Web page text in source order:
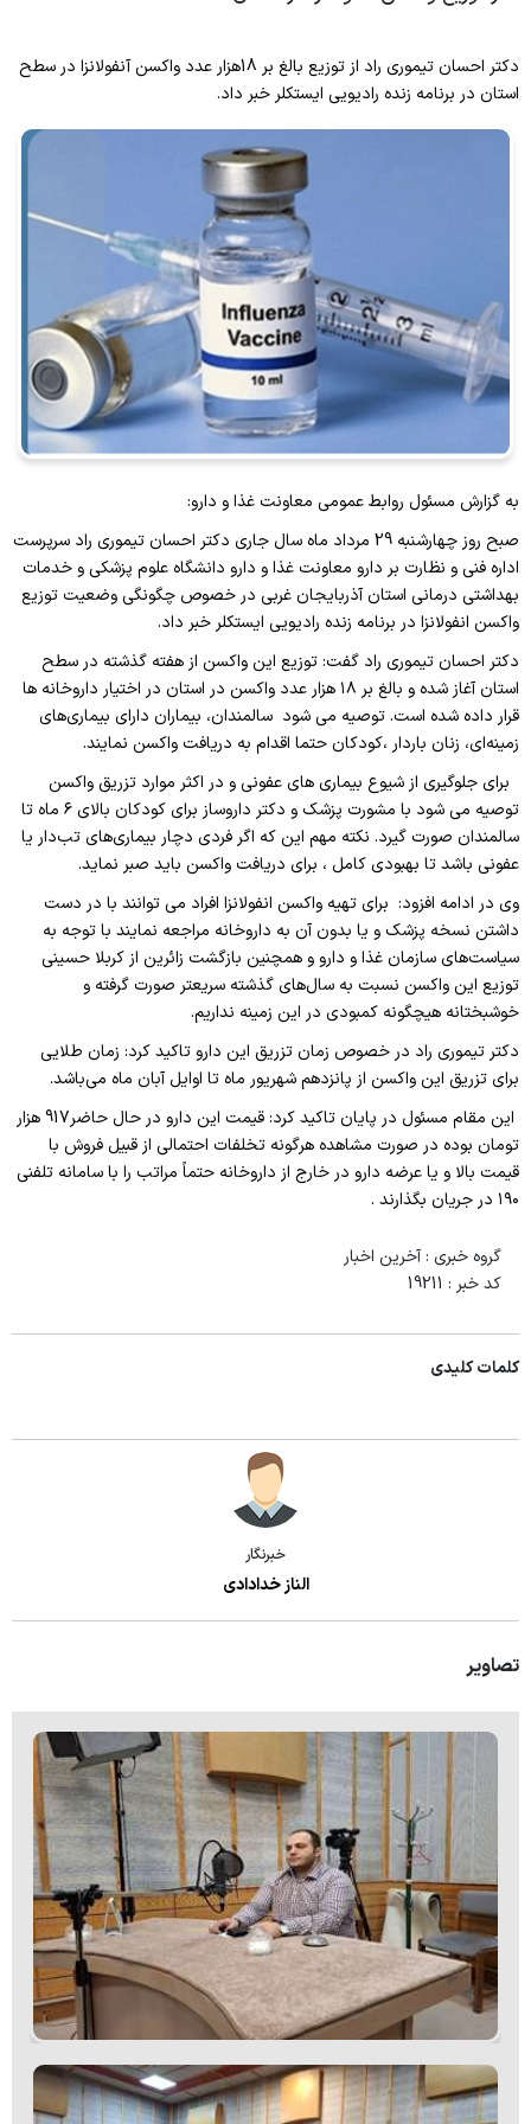
ریکال
داروخانه های منتخب توزیع تجهیزات
بروز رسانی قیمت
تقویم آموزشی مسئولین فنی
قوانین و مقررات
درباره ما
معرفی مسئول
درباره ما
دکتر احسان تیموری راد از توزیع بالغ بر 18هزار عدد واکسن آنفولانزا در سطح
استان در برنامه زنده رادیویی ایستکلر خبر داد.
به گزارش مسئول روابط عمومی معاونت غذا و دارو:
صبح روز چهارشنبه 29 مرداد ماه سال جاری دکتر احسان تیموری راد سرپرست
اداره فنی و نظارت بر دارو معاونت غذا و دارو دانشگاه علوم پزشکی و خدمات
بهداشتی درمانی استان آذربایجان غربی در خصوص چگونگی وضعیت توزیع
واکسن انفولانزا در برنامه زنده رادیویی ایستکلر خبر داد.
دکتر احسان تیموری راد گفت: توزیع این واکسن از هفته گذشته در سطح
استان آغاز شده و بالغ بر ۱۸ هزار عدد واکسن در استان در اختیار داروخانه ها
قرار داده شده است. توصیه می شود سالمندان، بیماران دارای بیماری‌های
زمینه‌ای، زنان باردار ،کودکان حتما اقدام به دریافت واکسن نمایند.
برای جلوگیری از شیوع بیماری های عفونی و در اکثر موارد تزریق واکسن
توصیه می شود با مشورت پزشک و دکتر داروساز برای کودکان بالای ۶ ماه تا
سالمندان صورت گیرد. نکته مهم این که اگر فردی دچار بیماری‌های تب‌دار یا
عفونی باشد تا بهبودی کامل ، برای دریافت واکسن باید صبر نماید.
وی در ادامه افزود: برای تهیه واکسن انفولانزا افراد می توانند با در دست
داشتن نسخه پزشک و یا بدون آن به داروخانه مراجعه نمایند با توجه به
سیاست‌های سازمان غذا و دارو و همچنین بازگشت زائرین از کربلا حسینی
توزیع این واکسن نسبت به سال‌های گذشته سریعتر صورت گرفته و
خوشبختانه هیچگونه کمبودی در این زمینه نداریم.
دکتر تیموری راد در خصوص زمان تزریق این دارو تاکید کرد: زمان طلایی
برای تزریق این واکسن از پانزدهم شهریور ماه تا اوایل آبان ماه می‌باشد.
این مقام مسئول در پایان تاکید کرد: قیمت این دارو در حال حاضر917 هزار
تومان بوده در صورت مشاهده هرگونه تخلفات احتمالی از قبیل فروش با
قیمت بالا و یا عرضه دارو در خارج از داروخانه حتماً مراتب را با سامانه تلفنی
۱۹۰ در جریان بگذارند .
گروه خبری : آخرین اخبار
کد خبر : 19211
کلمات کلیدی
خبرنگار
الناز خدادادی
تصاویر